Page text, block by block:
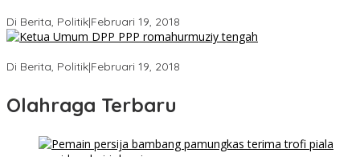
Di Berita, Politik|Februari 19, 2018
Di Berita, Politik|Februari 19, 2018
Olahraga Terbaru